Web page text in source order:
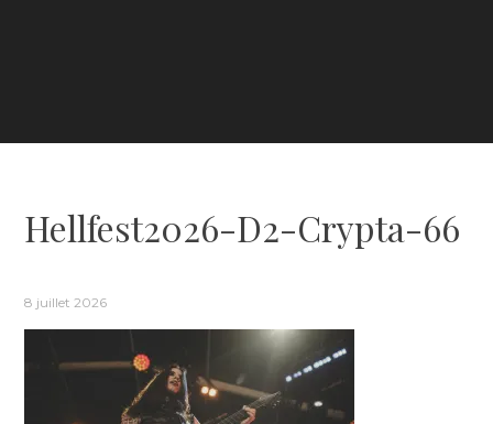
Hellfest2026-D2-Crypta-66
8 juillet 2026